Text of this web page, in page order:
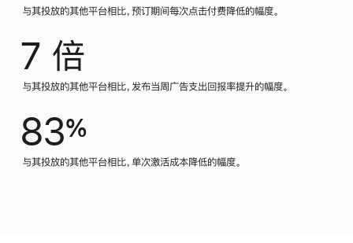
与其投放的其他平台相比，预订期间每次点击付费降低的幅度。
7 倍
与其投放的其他平台相比，发布当周广告支出回报率提升的幅度。
83%
与其投放的其他平台相比，单次激活成本降低的幅度。